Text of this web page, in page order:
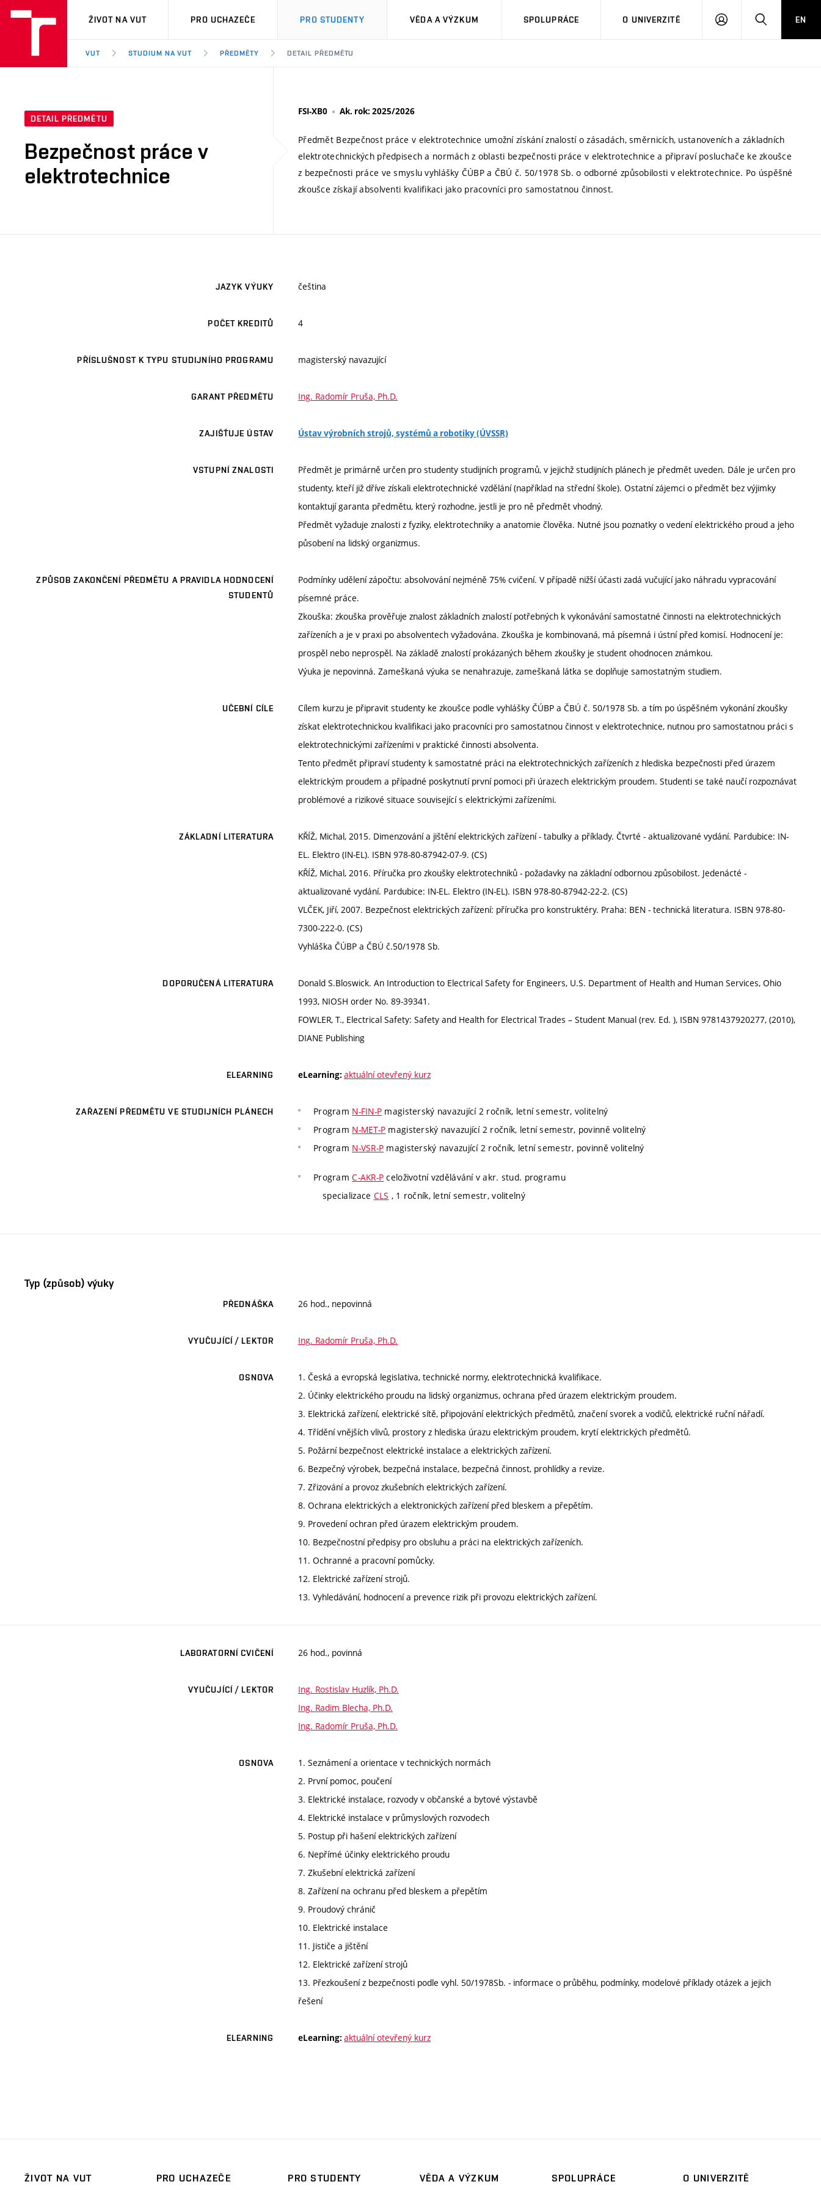
VUT
ŽIVOT NA VUT PRO UCHAZEČE PRO STUDENTY VĚDA A VÝZKUM SPOLUPRÁCE O UNIVERZITĚ
PŘIHLÁSIT HLEDATEN
VUT STUDIUM NA VUT PŘEDMĚTY DETAIL PŘEDMĚTU
DETAIL PŘEDMĚTU
Bezpečnost práce v
elektrotechnice
FSI-XB0 Ak. rok: 2025/2026
Předmět Bezpečnost práce v elektrotechnice umožní získání znalostí o zásadách, směrnicích, ustanoveních a základních
elektrotechnických předpisech a normách z oblasti bezpečnosti práce v elektrotechnice a připraví posluchače ke zkoušce
z bezpečnosti práce ve smyslu vyhlášky ČÚBP a ČBÚ č. 50/1978 Sb. o odborné způsobilosti v elektrotechnice. Po úspěšné
zkoušce získají absolventi kvalifikaci jako pracovníci pro samostatnou činnost.
JAZYK VÝUKY čeština
POČET KREDITŮ 4
PŘÍSLUŠNOST K TYPU STUDIJNÍHO PROGRAMU magisterský navazující
GARANT PŘEDMĚTU Ing. Radomír Pruša, Ph.D.
ZAJIŠŤUJE ÚSTAV Ústav výrobních strojů, systémů a robotiky (ÚVSSR)
VSTUPNÍ ZNALOSTI
Předmět je primárně určen pro studenty studijních programů, v jejichž studijních plánech je předmět uveden. Dále je určen pro
studenty, kteří již dříve získali elektrotechnické vzdělání (například na střední škole). Ostatní zájemci o předmět bez výjimky
kontaktují garanta předmětu, který rozhodne, jestli je pro ně předmět vhodný.
Předmět vyžaduje znalosti z fyziky, elektrotechniky a anatomie člověka. Nutné jsou poznatky o vedení elektrického proud a jeho
působení na lidský organizmus.
ZPŮSOB ZAKONČENÍ PŘEDMĚTU A PRAVIDLA HODNOCENÍ
STUDENTŮ
Podmínky udělení zápočtu: absolvování nejméně 75% cvičení. V případě nižší účasti zadá vučující jako náhradu vypracování
písemné práce.
Zkouška: zkouška prověřuje znalost základních znalostí potřebných k vykonávání samostatné činnosti na elektrotechnických
zařízeních a je v praxi po absolventech vyžadována. Zkouška je kombinovaná, má písemná i ústní před komisí. Hodnocení je:
prospěl nebo neprospěl. Na základě znalostí prokázaných během zkoušky je student ohodnocen známkou.
Výuka je nepovinná. Zameškaná výuka se nenahrazuje, zameškaná látka se doplňuje samostatným studiem.
UČEBNÍ CÍLE
Cílem kurzu je připravit studenty ke zkoušce podle vyhlášky ČÚBP a ČBÚ č. 50/1978 Sb. a tím po úspěšném vykonání zkoušky
získat elektrotechnickou kvalifikaci jako pracovníci pro samostatnou činnost v elektrotechnice, nutnou pro samostatnou práci s
elektrotechnickými zařízeními v praktické činnosti absolventa.
Tento předmět připraví studenty k samostatné práci na elektrotechnických zařízeních z hlediska bezpečnosti před úrazem
elektrickým proudem a případné poskytnutí první pomoci při úrazech elektrickým proudem. Studenti se také naučí rozpoznávat
problémové a rizikové situace související s elektrickými zařízeními.
ZÁKLADNÍ LITERATURA
KŘÍŽ, Michal, 2015. Dimenzování a jištění elektrických zařízení - tabulky a příklady. Čtvrté - aktualizované vydání. Pardubice: IN-
EL. Elektro (IN-EL). ISBN 978-80-87942-07-9. (CS)
KŘÍŽ, Michal, 2016. Příručka pro zkoušky elektrotechniků - požadavky na základní odbornou způsobilost. Jedenácté -
aktualizované vydání. Pardubice: IN-EL. Elektro (IN-EL). ISBN 978-80-87942-22-2. (CS)
VLČEK, Jiří, 2007. Bezpečnost elektrických zařízení: příručka pro konstruktéry. Praha: BEN - technická literatura. ISBN 978-80-
7300-222-0. (CS)
Vyhláška ČÚBP a ČBÚ č.50/1978 Sb.
DOPORUČENÁ LITERATURA
Donald S.Bloswick. An Introduction to Electrical Safety for Engineers, U.S. Department of Health and Human Services, Ohio
1993, NIOSH order No. 89-39341.
FOWLER, T., Electrical Safety: Safety and Health for Electrical Trades – Student Manual (rev. Ed. ), ISBN 9781437920277, (2010),
DIANE Publishing
ELEARNING eLearning: aktuální otevřený kurz
ZAŘAZENÍ PŘEDMĚTU VE STUDIJNÍCH PLÁNECH Program N-FIN-P magisterský navazující 2 ročník, letní semestr, volitelný
Program N-MET-P magisterský navazující 2 ročník, letní semestr, povinně volitelný
Program N-VSR-P magisterský navazující 2 ročník, letní semestr, povinně volitelný
ProgramC-AKR-P celoživotní vzdělávání v akr. stud. programu
specializace CLS , 1 ročník, letní semestr, volitelný
Typ (způsob) výuky
PŘEDNÁŠKA 26 hod., nepovinná
VYUČUJÍCÍ / LEKTOR Ing. Radomír Pruša, Ph.D.
OSNOVA
1. Česká a evropská legislativa, technické normy, elektrotechnická kvalifikace.
2. Účinky elektrického proudu na lidský organizmus, ochrana před úrazem elektrickým proudem.
3. Elektrická zařízení, elektrické sítě, připojování elektrických předmětů, značení svorek a vodičů, elektrické ruční nářadí.
4. Třídění vnějších vlivů, prostory z hlediska úrazu elektrickým proudem, krytí elektrických předmětů.
5. Požární bezpečnost elektrické instalace a elektrických zařízení.
6. Bezpečný výrobek, bezpečná instalace, bezpečná činnost, prohlídky a revize.
7. Zřizování a provoz zkušebních elektrických zařízení.
8. Ochrana elektrických a elektronických zařízení před bleskem a přepětím.
9. Provedení ochran před úrazem elektrickým proudem.
10. Bezpečnostní předpisy pro obsluhu a práci na elektrických zařízeních.
11. Ochranné a pracovní pomůcky.
12. Elektrické zařízení strojů.
13. Vyhledávání, hodnocení a prevence rizik při provozu elektrických zařízení.
LABORATORNÍ CVIČENÍ 26 hod., povinná
VYUČUJÍCÍ / LEKTOR
Ing. Rostislav Huzlík, Ph.D.
Ing. Radim Blecha, Ph.D.
Ing. Radomír Pruša, Ph.D.
OSNOVA
1. Seznámení a orientace v technických normách
2. První pomoc, poučení
3. Elektrické instalace, rozvody v občanské a bytové výstavbě
4. Elektrické instalace v průmyslových rozvodech
5. Postup při hašení elektrických zařízení
6. Nepřímé účinky elektrického proudu
7. Zkušební elektrická zařízení
8. Zařízení na ochranu před bleskem a přepětím
9. Proudový chránič
10. Elektrické instalace
11. Jističe a jištění
12. Elektrické zařízení strojů
13. Přezkoušení z bezpečnosti podle vyhl. 50/1978Sb. - informace o průběhu, podmínky, modelové příklady otázek a jejich
řešení
ELEARNING eLearning: aktuální otevřený kurz
ŽIVOT NA VUT PRO UCHAZEČE PRO STUDENTY VĚDA A VÝZKUM SPOLUPRÁCE O UNIVERZITĚ